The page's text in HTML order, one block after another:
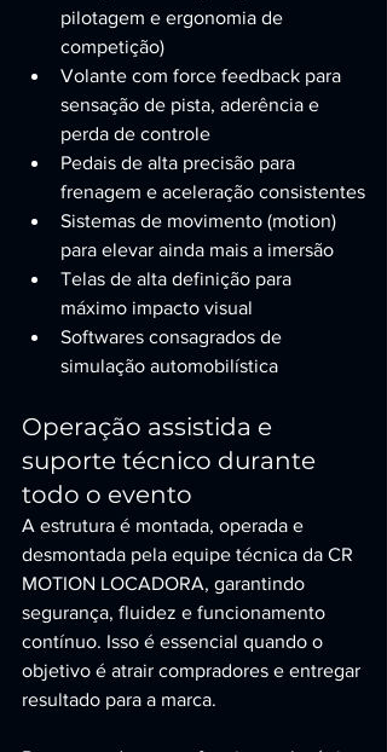
pilotagem e ergonomia de
competição)
Volante com force feedback para
sensação de pista, aderência e
perda de controle
Pedais de alta precisão para
frenagem e aceleração consistentes
Sistemas de movimento (motion)
para elevar ainda mais a imersão
Telas de alta definição para
máximo impacto visual
Softwares consagrados de
simulação automobilística
Operação assistida e
suporte técnico durante
todo o evento
A estrutura é montada, operada e
desmontada pela equipe técnica da CR
MOTION LOCADORA, garantindo
segurança, fluidez e funcionamento
contínuo. Isso é essencial quando o
objetivo é atrair compradores e entregar
resultado para a marca.